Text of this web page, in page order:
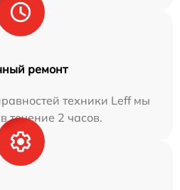
ремонт
техники Leff мы
течение 2 часов.